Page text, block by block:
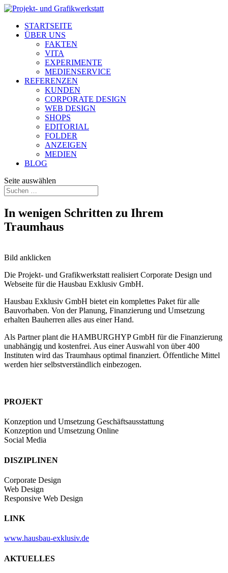
STARTSEITE
ÜBER UNS
FAKTEN
VITA
EXPERIMENTE
MEDIENSERVICE
REFERENZEN
KUNDEN
CORPORATE DESIGN
WEB DESIGN
SHOPS
EDITORIAL
FOLDER
ANZEIGEN
MEDIEN
BLOG
Seite auswählen
In wenigen Schritten zu Ihrem
Traumhaus
Bild anklicken
Die Projekt- und Grafikwerkstatt realisiert Corporate Design und
Webseite für die Hausbau Exklusiv GmbH.
Hausbau Exklusiv GmbH bietet ein komplettes Paket für alle
Bauvorhaben. Von der Planung, Finanzierung und Umsetzung
erhalten Bauherren alles aus einer Hand.
Als Partner plant die HAMBURGHYP GmbH für die Finanzierung
unabhängig und kostenfrei. Aus einer Auswahl von über 400
Instituten wird das Traumhaus optimal finanziert. Öffentliche Mittel
werden hier selbstverständlich einbezogen.
PROJEKT
Konzeption und Umsetzung Geschäftsausstattung
Konzeption und Umsetzung Online
Social Media
DISZIPLINEN
Corporate Design
Web Design
Responsive Web Design
LINK
www.hausbau-exklusiv.de
AKTUELLES